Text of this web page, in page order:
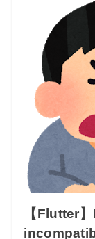
【Flutter